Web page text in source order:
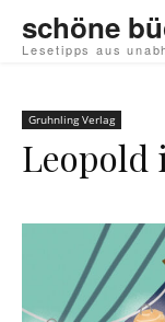
schöne
Lesetipps aus
Gruhnling Verlag
Leopold